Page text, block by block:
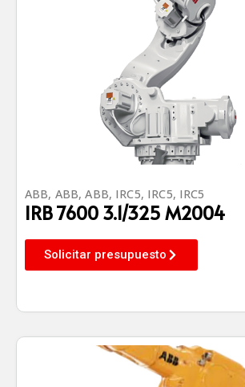
ABB, ABB,ABB, IRC5, IRC5, IRC5
IRB 7600 3.1/325 M2004
Solicitar presupuesto